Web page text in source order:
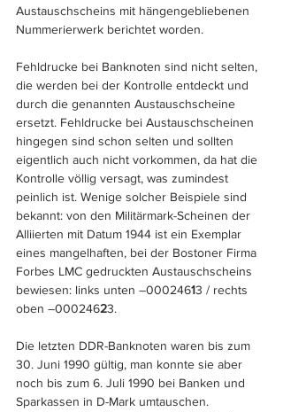
Austauschscheins mit hängengebliebenen
Nummerierwerk berichtet worden.
Fehldrucke bei Banknoten sind nicht selten,
die werden bei der Kontrolle entdeckt und
durch die genannten Austauschscheine
ersetzt. Fehldrucke bei Austauschscheinen
hingegen sind schon selten und sollten
eigentlich auch nicht vorkommen, da hat die
Kontrolle völlig versagt, was zumindest
peinlich ist. Wenige solcher Beispiele sind
bekannt: von den Militärmark-Scheinen der
Alliierten mit Datum 1944 ist ein Exemplar
eines mangelhaften, bei der Bostoner Firma
Forbes LMC gedruckten Austauschscheins
bewiesen: links unten –00024613 / rechts
oben –00024623.
Die letzten DDR-Banknoten waren bis zum
30. Juni 1990 gültig, man konnte sie aber
noch bis zum 6. Juli 1990 bei Banken und
Sparkassen in D-Mark umtauschen.